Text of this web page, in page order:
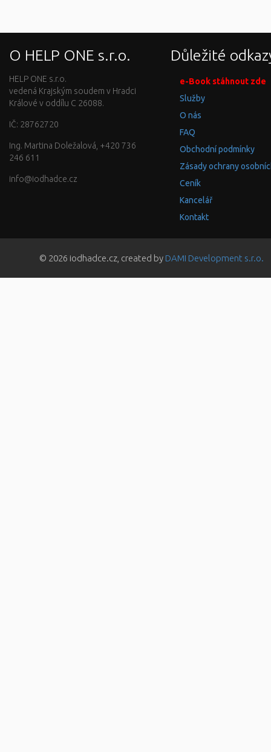
O HELP ONE s.r.o.
HELP ONE s.r.o.
vedená Krajským soudem v Hradci
Králové v oddílu C 26088.
IČ: 28762720
Ing. Martina Doležalová, +420 736
246 611
info@iodhadce.cz
Důležité
e-Book stáhnout zde
Služby
O nás
FAQ
Obchodní podmínky
Zásady ochrany
Ceník
Kancelář
Kontakt
© 2026 iodhadce.cz, created by DAMI Development s.r.o.